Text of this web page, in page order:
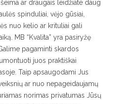
ar draugais leidžiate daug
spinduliai, vėjo gūsiai,
nuo kelio ar krituliai gali
MB “Kvalita” yra pasiryžę
pagaminti skardos
juos praktiškai
Taip apsaugodami Jus
ar nuo nepageidaujamų
norimas privatumas Jūsų